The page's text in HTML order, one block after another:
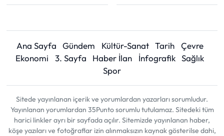
Ana Sayfa Gündem Kültür-Sanat Tarih
Çevre
Ekonomi
3. Sayfa Haber İlan İnfografik Sağlık
Spor
Sitede yayınlanan içerik ve yorumlardan yazarları sorumludur.
Yayınlanan yorumlardan 35Punto sorumlu tutulamaz. Sitedeki tüm
harici linkler ayrı bir sayfada açılır. Sitemizde yayınlanan haber,
köşe yazıları ve fotoğraflar izin alınmaksızın kaynak gösterilse dahi,